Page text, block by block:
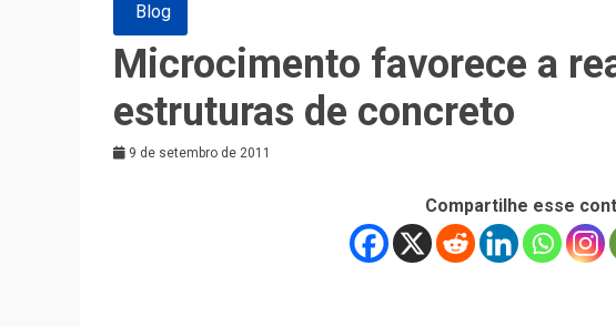
Blog
Microcimento favorece a
estruturas de concreto
9 de setembro de 2011
Compartilhe esse